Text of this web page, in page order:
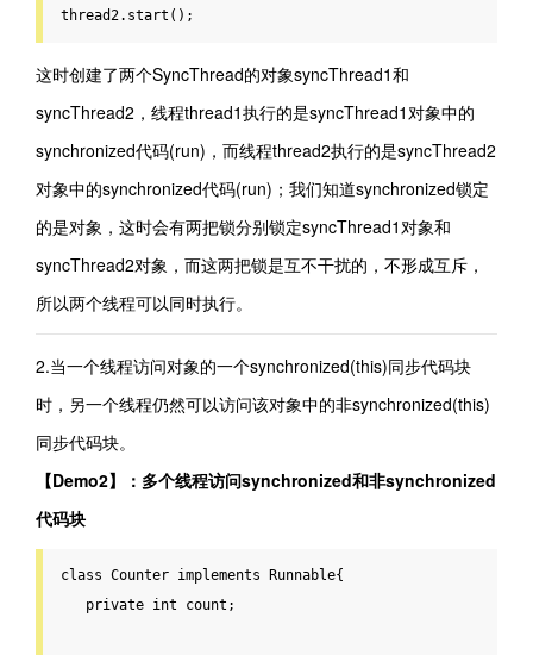
thread2.start();
这时创建了两个SyncThread的对象syncThread1和
syncThread2，线程thread1执行的是syncThread1对象中的
synchronized代码(run)，而线程thread2执行的是syncThread2
对象中的synchronized代码(run)；我们知道synchronized锁定
的是对象，这时会有两把锁分别锁定syncThread1对象和
syncThread2对象，而这两把锁是互不干扰的，不形成互斥，
所以两个线程可以同时执行。
2.当一个线程访问对象的一个synchronized(this)同步代码块
时，另一个线程仍然可以访问该对象中的非synchronized(this)
同步代码块。
【Demo2】：多个线程访问synchronized和非synchronized
代码块
class Counter implements Runnable{
private int count ;